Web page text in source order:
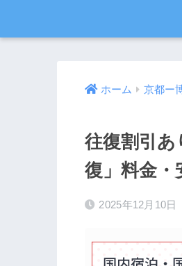
ホーム 京都ー
往復割引あ
復」料金・
2025年12月10日